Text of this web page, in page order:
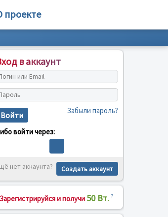
проекте
в аккаунт
Войти Забыли пароль?
войти через:
нет аккаунта? Создать аккаунт
Зарегистрируйся и получи 50 Вт. ?